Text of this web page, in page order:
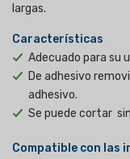
largas.
Características
Adecuado para su
De adhesivo
adhesivo.
Se puede cortar
Compatible con las